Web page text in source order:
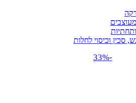
סכין וכיסוי לחלות
-33%